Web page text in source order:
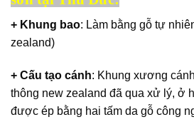
+ Khung bao: Làm bằng gỗ tự
zealand)
+ Cấu tạo cánh: Khung xương
thông new zealand đã qua xử lý, ở
được ép bằng hai tấm da gỗ công